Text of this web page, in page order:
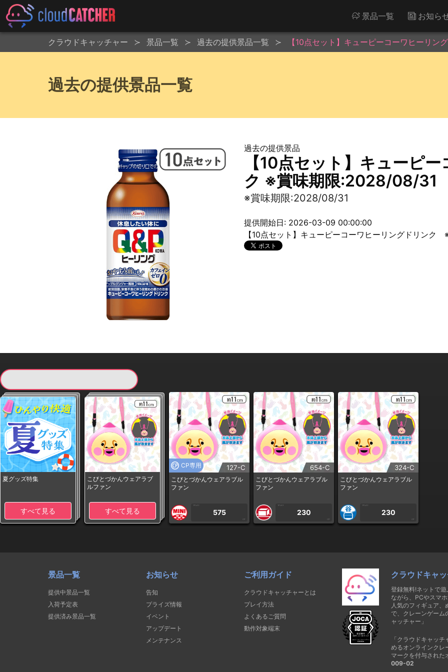
景品一覧 お知ら
クラウドキャッチャー 景品一覧 過去の提供景品一覧 【10点セット】キューピーコーワヒーリ
過去の提供景品一覧
過去の提供景品
【10点セット】キューピ
ク ※賞味期限:2028/08/31
※賞味期限:2028/08/31
提供開始日: 2026-03-09 00:00:00
【10点セット】キューピーコーワヒーリングドリンク
夏グッズ特集
すべて見る
こびとづかんウェアラブ
ルファン
すべて見る
CP専用 127-C
こびとづかんウェアラブル
ファン
1PLAY
575
CP
654-C
こびとづかんウェアラブル
ファン
1PLAY
230
CP
324-C
こびとづかんウェアラブル
ファン
1PLAY
230
CP
景品一覧
提供中景品一覧
入荷予定表
提供済み景品一覧
お知らせ
告知
プライズ情報
イベント
アップデート
メンテナンス
ご利用ガイド
クラウドキャッチャーとは
プレイ方法
よくあるご質問
動作対象端末
クラウドキャ
登録無料!ネットで
ながら、PCやスマ
人気のフィギュア
で、クレーンゲーム
ャッチャー」
「クラウドキャッ
めるオンラインクレ
マークを付与された
009-02